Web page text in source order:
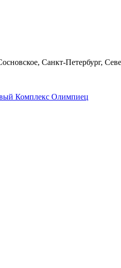
Санкт-Петербург,
Комплекс Олимпиец